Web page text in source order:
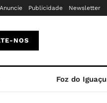
Anuncie Publicidade Newsletter
NOS
Foz do Iguaçu